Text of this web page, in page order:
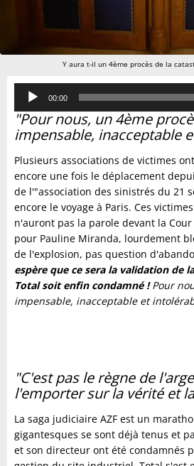
Y aura t-il un 4ème procès de la
Lecteur
audio
00:00
"Pour nous, un 4ème
impensable, inacceptable
Plusieurs associations de victimes
encore une fois le déplacement
de l'"association des sinistrés du 21
encore le voyage à Paris. Ces
n'auront pas la parole devant la
pour Pauline Miranda, lourdement
de l'explosion, pas question
espère que ce sera la validation de
Total soit enfin condamné !Pour
impensable, inacceptable et
"C'est pas le règne de
l'emporter sur la vérité et
La saga judiciaire AZF est un
gigantesques se sont déjà tenus et
et son directeur ont été condamnés